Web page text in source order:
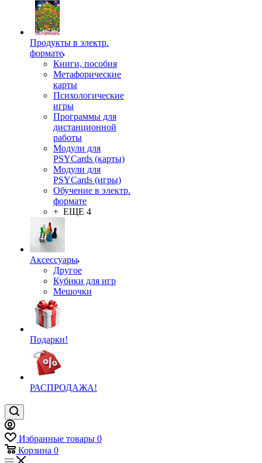
Продукты в электр.
формате
Книги, пособия
Метафорические
карты
Психологические
игры
Программы для
дистанционной
работы
Модули для
PSYCards (карты)
Модули для
PSYCards (игры)
Обучение в электр.
формате
+ ЕЩЕ 4
Аксессуары
Другое
Кубики для игр
Мешочки
Подарки!
РАСПРОДАЖА!
Избранные товары 0
Корзина 0